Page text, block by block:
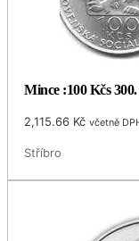
Mince :100 Kčs
2,115.66 Kč včetně
Stříbro